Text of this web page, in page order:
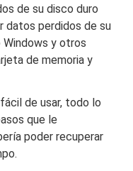
de su disco duro
datos perdidos de su
y otros
de memoria y
de usar, todo lo
que le
poder recuperar